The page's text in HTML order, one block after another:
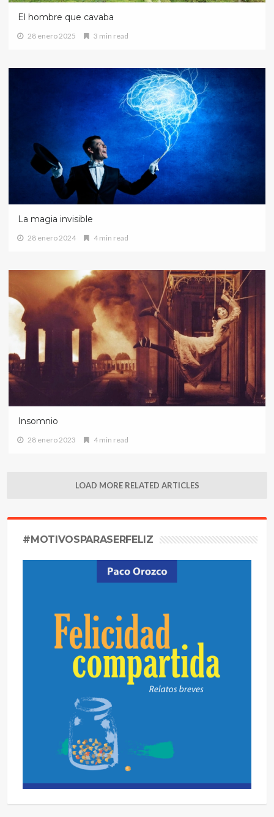
El hombre que cavaba
28 enero 2025 3 min read
La magia invisible
28 enero 2024 4 min read
Insomnio
28 enero 2023 4 min read
LOAD MORE RELATED ARTICLES
#MOTIVOSPARASERFELIZ